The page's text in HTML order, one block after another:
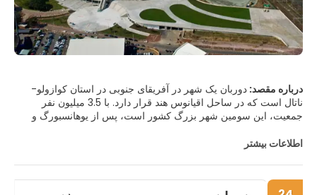
درباره مقصد: دوربان یک شهر در آفریقای جنوبی در استان کوازولو-
ناتال است که در ساحل اقیانوس هند قرار دارد. با 3.5 میلیون نفر
جمعیت، این سومین شهر بزرگ کشور است، پس از یوهانسبورگ و
شناخته می شود، جایی که هوای گرم سالانه باعث می شود
دوربان همچنین به عنوان "شهر سواری بر موج" شناخته می شود و برای
سواحل شنا و موج سواری فوق العاده اش معروف است که از بندر
اطلاعات بیشتر